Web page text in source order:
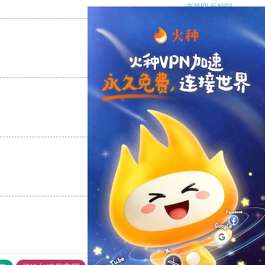
支持[0] 反对[0]
支持[0] 反对
支持
支持 反对 [0]